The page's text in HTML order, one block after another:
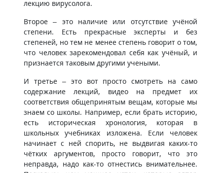
лекцию вирусолога.
Второе – это наличие или отсутствие учёной
степени. Есть прекрасные эксперты и без
степеней, но тем не менее степень говорит о том,
что человек зарекомендовал себя как учёный, и
признается таковым другими учеными.
И третье – это вот просто смотреть на само
содержание лекций, видео на предмет их
соответствия общепринятым вещам, которые мы
знаем со школы. Например, если брать историю,
есть историческая хронология, которая в
школьных учебниках изложена. Если человек
начинает с ней спорить, не выдвигая каких-то
чётких аргументов, просто говорит, что это
неправда, надо как-то отнестись внимательнее.